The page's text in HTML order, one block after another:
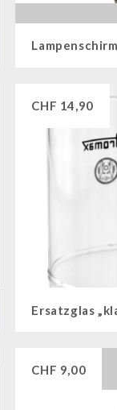
CHF 14,90
CHF 9,00